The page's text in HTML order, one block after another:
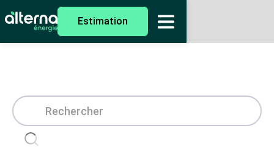
Estimation